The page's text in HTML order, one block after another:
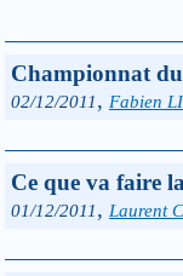
Championnat
02/12/2011, Fabien
Ce que va faire
01/12/2011, Laurent